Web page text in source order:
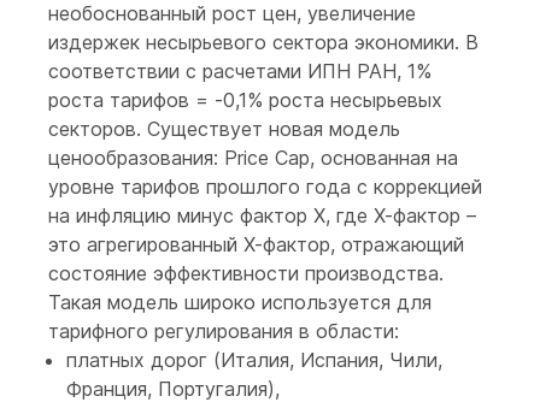
необоснованный рост цен, увеличение
издержек несырьевого сектора экономики. В
соответствии с расчетами ИПН РАН, 1%
роста тарифов = -0,1% роста несырьевых
секторов. Существует новая модель
ценообразования: Price Cap, основанная на
уровне тарифов прошлого года с коррекцией
на инфляцию минус фактор Х, где Х-фактор –
это агрегированный Х-фактор, отражающий
состояние эффективности производства.
Такая модель широко используется для
тарифного регулирования в области:
платных дорог (Италия, Испания, Чили,
Франция, Португалия),